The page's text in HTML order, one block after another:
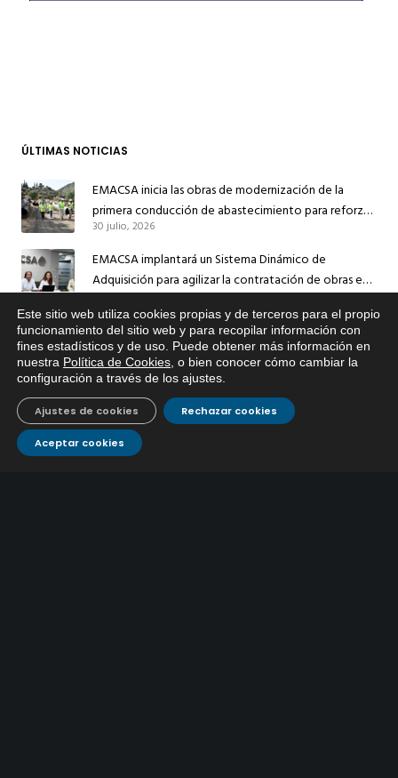
ÚLTIMAS NOTICIAS
EMACSA inicia las obras de modernización de la
primera conducción de abastecimiento para reforzar
el suministro de agua de Córdoba
30 julio, 2026
EMACSA implantará un Sistema Dinámico de
Adquisición para agilizar la contratación de obras en
17 julio, 2026
EMACSA inicia hoy las obras de una nueva arteria de
abastecimiento y una red de agua no potable en
Ingeniero Ruiz de Azúa
13 julio, 2026
Caracterización ZA Córdoba Red Quemadas- 1ª Sem
2026
9 julio, 2026
Este sitio web utiliza cookies propias y de terceros para el propio
funcionamiento del sitio web y para recopilar información con
fines estadísticos y de uso. Puede obtener más información en
nuestra Política de Cookies , o bien conocer cómo cambiar la
configuración a través de los ajustes
Aceptar cookies
Rechazar cookies
Ajustes de cookies
Si tiene cualquier duda sobre
EMACSA, haga click abajo.